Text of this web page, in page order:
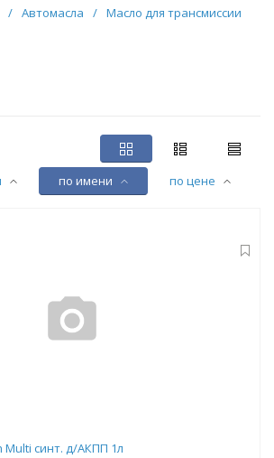
/ Автомасла / Масло для трансмиссии
по имени по цене
Multi синт. д/АКПП 1л